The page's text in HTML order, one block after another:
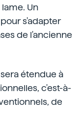
Un
s'adapter
de l'ancienne
étendue à
c'est-à-
de